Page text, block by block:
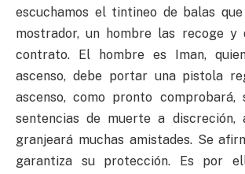
escuchamos el tintineo de balas
mostrador, un hombre las recoge y
contrato. El hombre es Iman,
ascenso, debe portar una pistola
ascenso, como pronto comprobará,
sentencias de muerte a
granjeará muchas amistades. Se
garantiza su protección. Es por